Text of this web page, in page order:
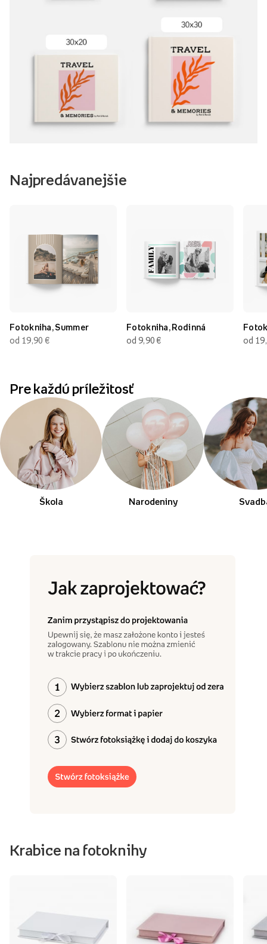
Najpredávanejšie
Fotokniha, Summer
od 19,90 €
Fotokniha, Rodinná
od 9,90 €
od
Pre každú príležitosť
Škola Narodeniny
Krabice na fotoknihy